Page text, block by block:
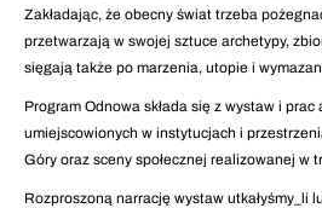
Zakładając, że obecny świat trzeba
przetwarzają w swojej sztuce archetypy,
sięgają także po marzenia, utopie i
Program Odnowa składa się z wystaw i prac
umiejscowionych w instytucjach i
Góry oraz sceny społecznej realizowanej w
Rozproszoną narrację wystaw utkałyśmy_li